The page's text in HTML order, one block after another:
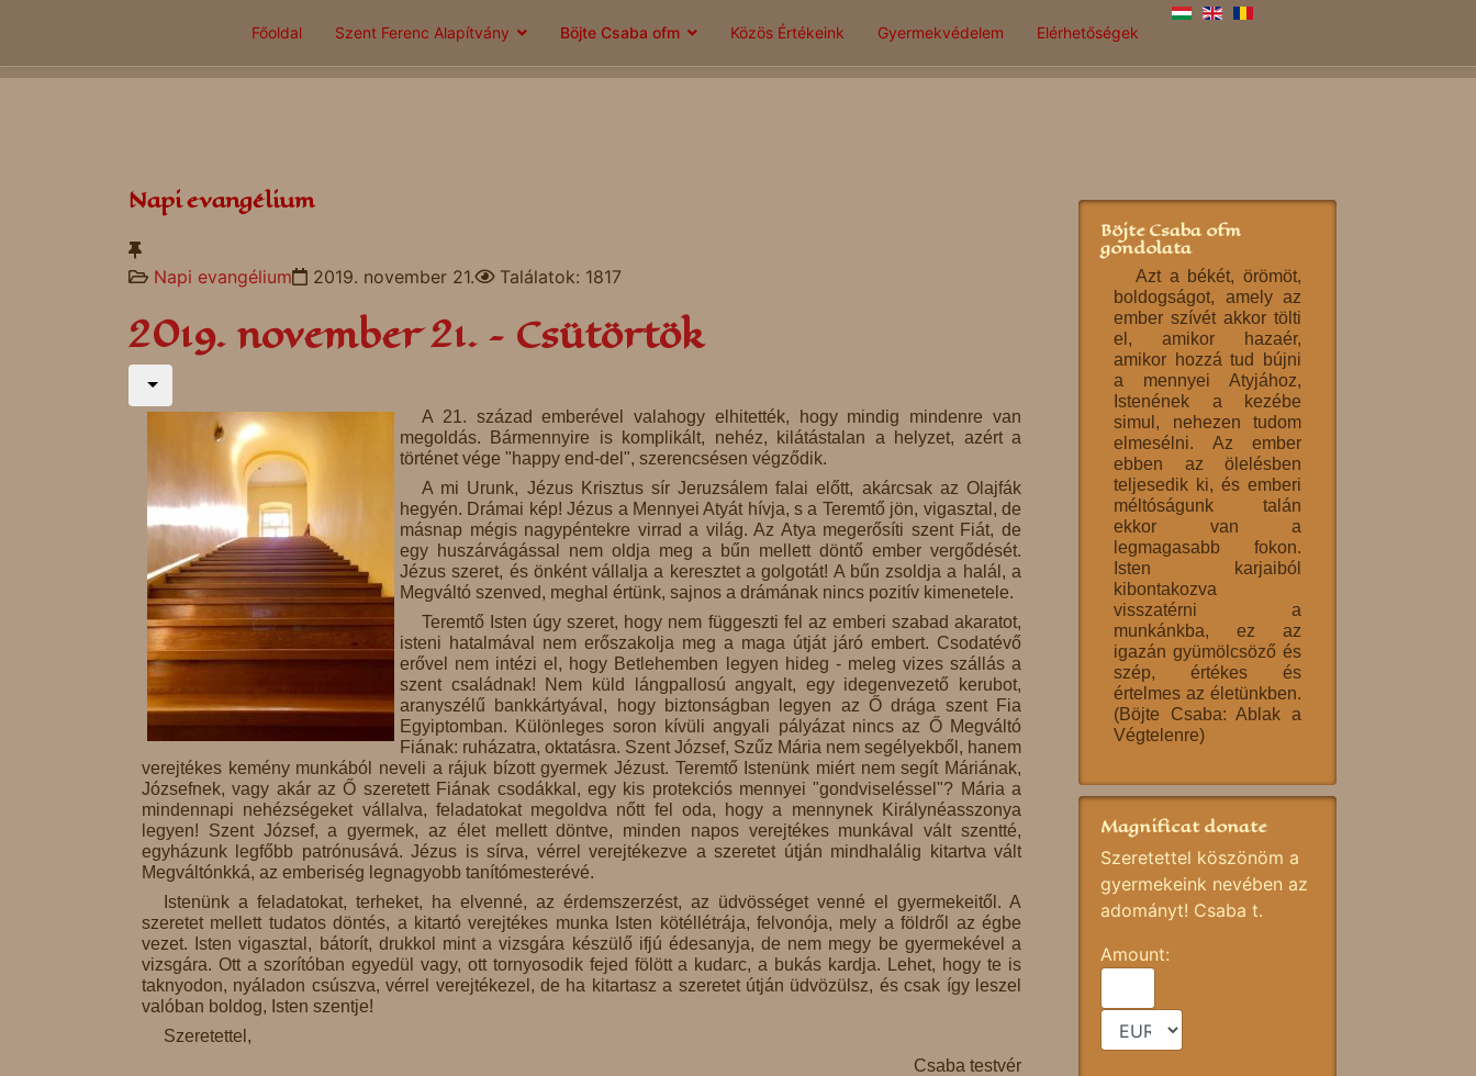
Főoldal Szent Ferenc Alapítvány Böjte Csaba ofm Közös Értékeink Gyermekvédelem Elérhetőségek
Napi evangélium
Napi evangélium 2019. november 21. Találatok: 1817
2019. november 21. – Csütörtök
A 21. század emberével valahogy elhitették, hogy mindig mindenre van
megoldás. Bármennyire is komplikált, nehéz, kilátástalan a helyzet, azért a
történet vége "happy end-del", szerencsésen végződik.
A mi Urunk, Jézus Krisztus sír Jeruzsálem falai előtt, akárcsak az Olajfák
hegyén. Drámai kép! Jézus a Mennyei Atyát hívja, s a Teremtő jön, vigasztal, de
másnap mégis nagypéntekre virrad a világ. Az Atya megerősíti szent Fiát, de
egy huszárvágással nem oldja meg a bűn mellett döntő ember vergődését.
Jézus szeret, és önként vállalja a keresztet a golgotát! A bűn zsoldja a halál, a
Megváltó szenved, meghal értünk, sajnos a drámának nincs pozitív kimenetele.
Teremtő Isten úgy szeret, hogy nem függeszti fel az emberi szabad akaratot,
isteni hatalmával nem erőszakolja meg a maga útját járó embert. Csodatévő
erővel nem intézi el, hogy Betlehemben legyen hideg - meleg vizes szállás a
szent családnak! Nem küld lángpallosú angyalt, egy idegenvezető kerubot,
aranyszélű bankkártyával, hogy biztonságban legyen az Ő drága szent Fia
Egyiptomban. Különleges soron kívüli angyali pályázat nincs az Ő Megváltó
Fiának: ruházatra, oktatásra. Szent József, Szűz Mária nem segélyekből, hanem
verejtékes kemény munkából neveli a rájuk bízott gyermek Jézust. Teremtő Istenünk miért nem segít Máriának,
Józsefnek, vagy akár az Ő szeretett Fiának csodákkal, egy kis protekciós mennyei "gondviseléssel"? Mária a
mindennapi nehézségeket vállalva, feladatokat megoldva nőtt fel oda, hogy a mennynek Királynéasszonya
legyen! Szent József, a gyermek, az élet mellett döntve, minden napos verejtékes munkával vált szentté,
egyházunk legfőbb patrónusává. Jézus is sírva, vérrel verejtékezve a szeretet útján mindhalálig kitartva vált
Megváltónkká, az emberiség legnagyobb tanítómesterévé.
Istenünk a feladatokat, terheket, ha elvenné, az érdemszerzést, az üdvösséget venné el gyermekeitől. A
szeretet mellett tudatos döntés, a kitartó verejtékes munka Isten kötéllétrája, felvonója, mely a földről az égbe
vezet. Isten vigasztal, bátorít, drukkol mint a vizsgára készülő ifjú édesanyja, de nem megy be gyermekével a
vizsgára. Ott a szorítóban egyedül vagy, ott tornyosodik fejed fölött a kudarc, a bukás kardja. Lehet, hogy te is
taknyodon, nyáladon csúszva, vérrel verejtékezel, de ha kitartasz a szeretet útján üdvözülsz, és csak így leszel
valóban boldog, Isten szentje!
Szeretettel,
Csaba testvér
Böjte Csaba ofm
gondolata
Azt a békét, örömöt,
boldogságot, amely az
ember szívét akkor tölti
el, amikor hazaér,
amikor hozzá tud bújni
a mennyei Atyjához,
Istenének a kezébe
simul, nehezen tudom
elmesélni. Az ember
ebben az ölelésben
teljesedik ki, és emberi
méltóságunk talán
ekkor van a
legmagasabb fokon.
Isten karjaiból
kibontakozva
visszatérni a
munkánkba, ez az
igazán gyümölcsöző és
szép, értékes és
értelmes az életünkben.
(Böjte Csaba: Ablak a
Végtelenre)
Magnificat donate
Szeretettel köszönöm a
gyermekeink nevében az
adományt! Csaba t.
Amount: